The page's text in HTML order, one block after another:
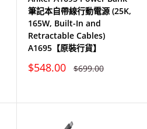
筆記本自帶線行動電源 (25K,
165W, Built-In and
Retractable Cables)
A1695【原裝行貨】
特
$548.00 原
$699.00